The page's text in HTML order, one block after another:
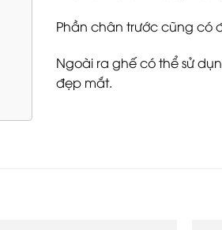
Phần chân trước cũng có
Ngoài ra ghế có thể sử
đẹp mắt.